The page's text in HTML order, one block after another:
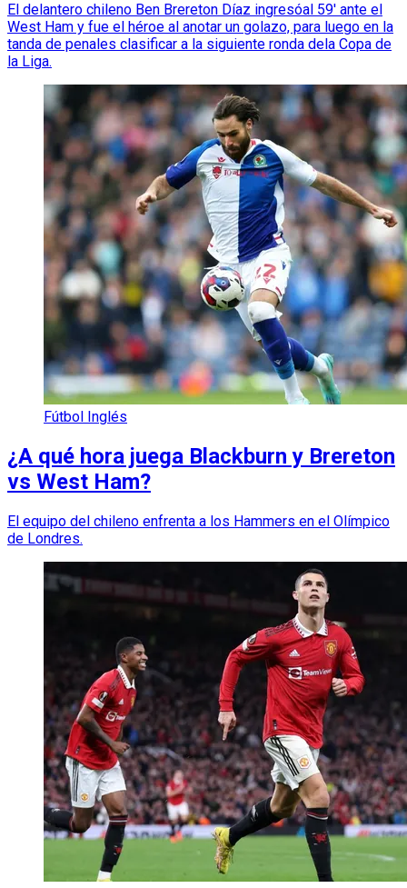
El delantero chileno Ben Brereton Díaz ingresóal 59' ante el
West Ham y fue el héroe al anotar un golazo, para luego en la
tanda de penales clasificar a la siguiente ronda dela Copa de
la Liga.
Fútbol Inglés
¿A qué hora juega Blackburn y Brereton
vs West Ham?
El equipo del chileno enfrenta a los Hammers en el Olímpico
de Londres.